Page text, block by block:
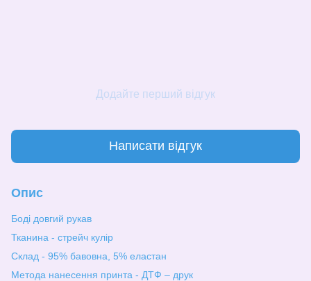
Додайте перший відгук
Написати відгук
Опис
Боді довгий рукав
Тканина - стрейч кулір
Склад - 95% бавовна, 5% еластан
Метода нанесення принта - ДТФ – друк